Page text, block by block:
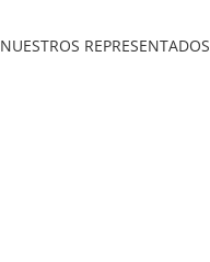
NUESTROS REPRESENTADOS